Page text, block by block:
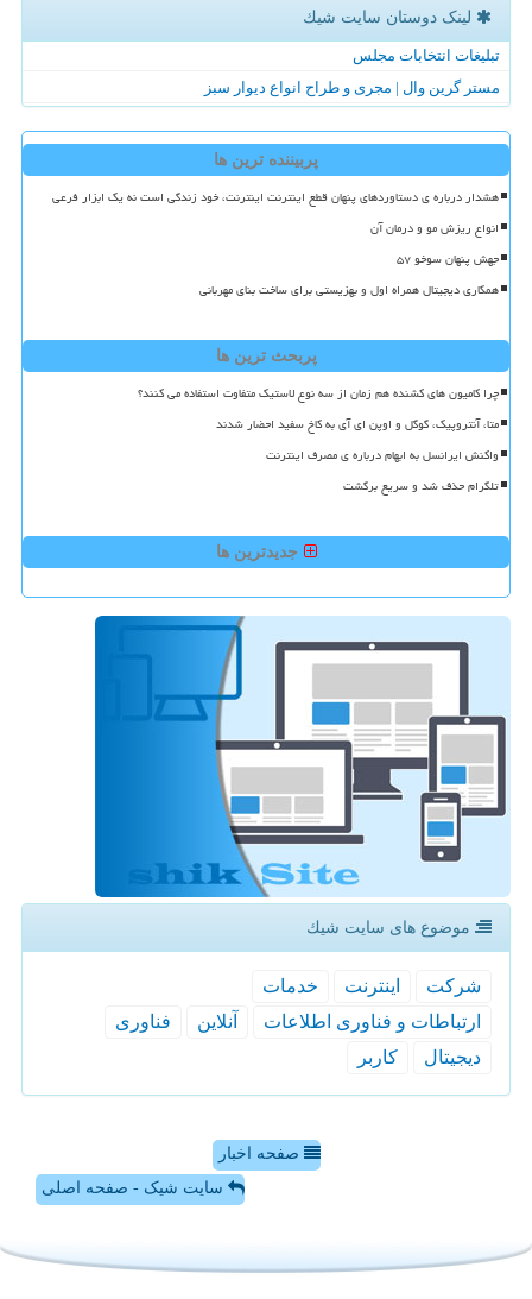
لینک دوستان سایت شیك
تبلیغات انتخابات مجلس
مستر گرین وال | مجری و طراح انواع دیوار سبز
پربیننده ترین ها
هشدار درباره ی دستاوردهای پنهان قطع اینترنت اینترنت، خود زندگی است نه یک ابزار فرعی
انواع ریزش مو و درمان آن
جهش پنهان سوخو ۵۷
همکاری دیجیتال همراه اول و بهزیستی برای ساخت بنای مهربانی
پربحث ترین ها
چرا کامیون های کشنده هم زمان از سه نوع لاستیک متفاوت استفاده می کنند؟
متا، آنتروپیک، گوگل و اوپن ای آی به کاخ سفید احضار شدند
واکنش ایرانسل به ابهام درباره ی مصرف اینترنت
تلگرام حذف شد و سریع برگشت
جدیدترین ها
موضوع های سایت شیك
شركت اینترنت
خدمات
ارتباطات و فناوری اطلاعات
آنلاین
فناوری
دیجیتال
كاربر
صفحه اخبار
سایت شیک - صفحه اصلی